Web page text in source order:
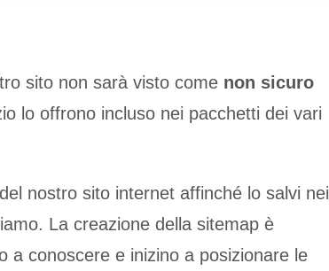
sito non sarà visto come non sicuro
lo offrono incluso nei pacchetti dei vari
nostro sito internet affinché lo salvi nei
La creazione della sitemap è
a conoscere e inizino a posizionare le